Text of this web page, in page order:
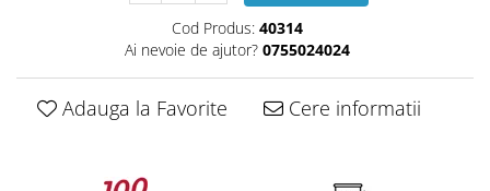
Cod Produs: 40314
Ai nevoie de ajutor? 0755024024
Adauga la Favorite Cere informatii